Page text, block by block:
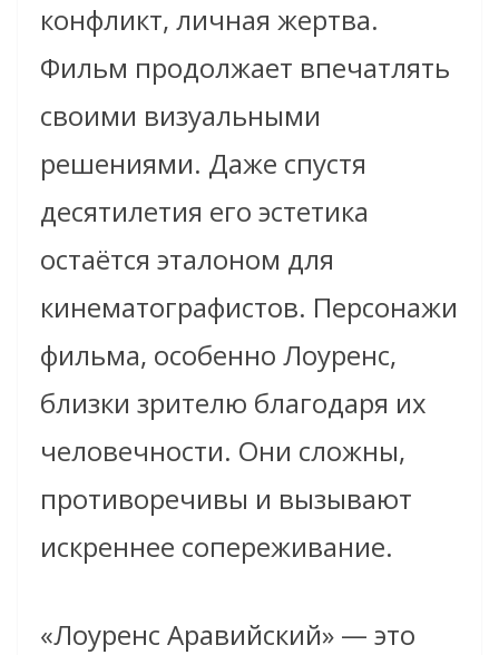
конфликт, личная жертва.
Фильм продолжает впечатлять
своими визуальными
решениями. Даже спустя
десятилетия его эстетика
остаётся эталоном для
кинематографистов. Персонажи
фильма, особенно Лоуренс,
близки зрителю благодаря их
человечности. Они сложны,
противоречивы и вызывают
искреннее сопереживание.
«Лоуренс Аравийский» — это